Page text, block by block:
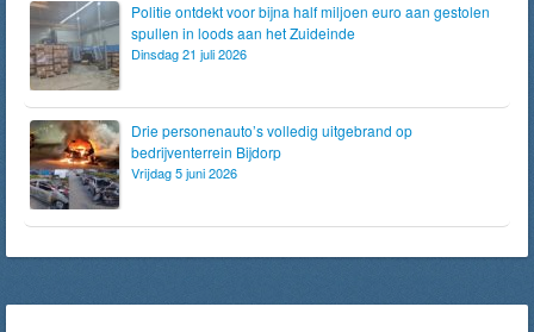
Politie ontdekt voor bijna half miljoen euro aan gestolen
spullen in loods aan het Zuideinde
Dinsdag 21 juli 2026
Drie personenauto’s volledig uitgebrand op
bedrijventerrein Bijdorp
Vrijdag 5 juni 2026